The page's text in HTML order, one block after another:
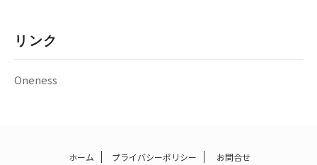
リンク
Oneness
ホーム プライバシーポリシー お問合せ